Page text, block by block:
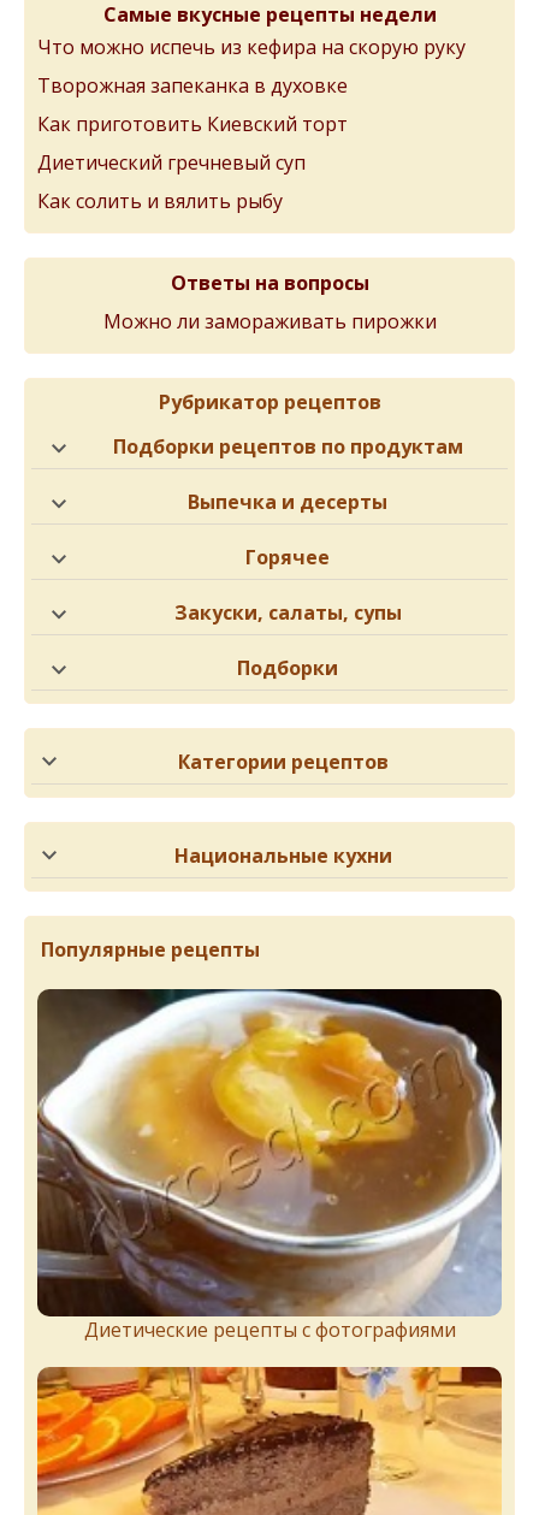
Самые вкусные рецепты недели
Что можно испечь из кефира на скорую руку
Творожная запеканка в духовке
Как приготовить Киевский торт
Диетический гречневый суп
Как солить и вялить рыбу
Ответы на вопросы
Можно ли замораживать пирожки
Рубрикатор рецептов
Подборки рецептов по продуктам
Выпечка и десерты
Горячее
Закуски, салаты, супы
Подборки
Категории рецептов
Национальные кухни
Популярные рецепты
Диетические рецепты с фотографиями